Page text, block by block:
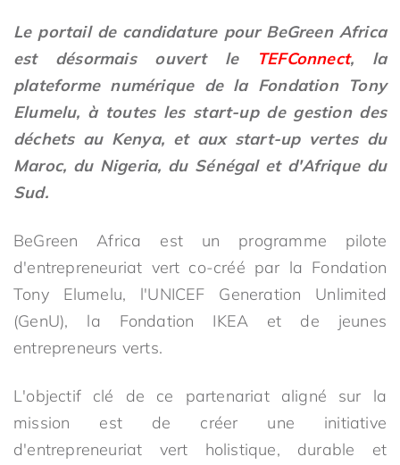
Le portail de candidature pour BeGreen Africa
est désormais ouvert le
TEFConnect, la
plateforme numérique de la Fondation Tony
Elumelu, à toutes les start-up de gestion des
déchets au Kenya, et aux start-up vertes du
Maroc, du Nigeria, du Sénégal et d'Afrique du
Sud.
BeGreen Africa est un programme pilote
d'entrepreneuriat vert co-créé par la Fondation
Tony Elumelu, l'UNICEF Generation Unlimited
(GenU), la Fondation IKEA et de jeunes
entrepreneurs verts.
L'objectif clé de ce partenariat aligné sur la
mission est de créer une initiative
d'entrepreneuriat vert holistique, durable et